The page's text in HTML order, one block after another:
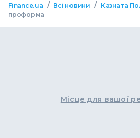
Finance.ua / Всі новини / Казна та
проформа
Місце для вашої